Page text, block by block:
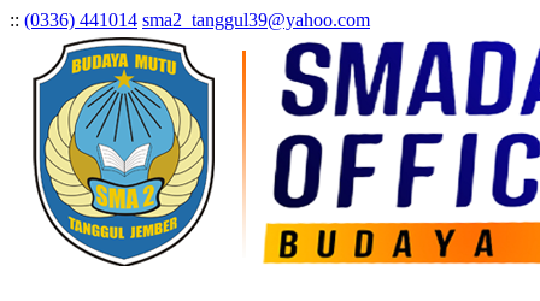
:: (0336) 441014 sma2_tanggul39@yahoo.com